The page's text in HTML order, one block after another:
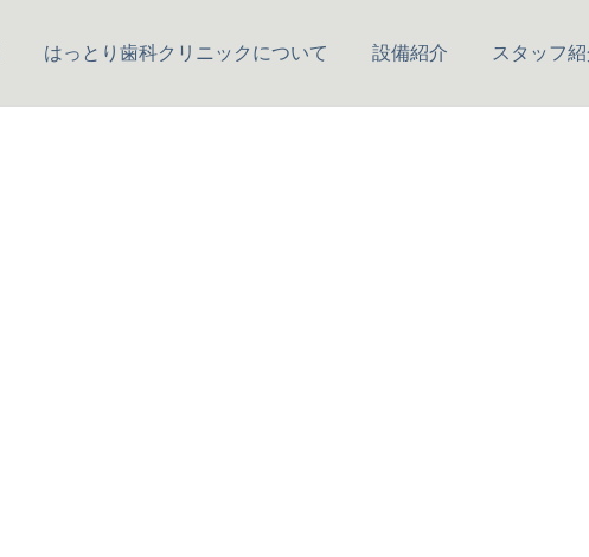
はっとり歯科クリニックについて 設備紹介 スタッフ